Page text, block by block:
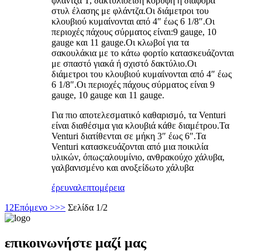
στυλ έλασης με φλάντζα.Οι διάμετροι του
κλουβιού κυμαίνονται από 4″ έως 6 1/8″.Οι
περιοχές πάχους σύρματος είναι:9 gauge, 10
gauge και 11 gauge.Οι κλωβοί για τα
σακουλάκια με το κάτω φορτίο κατασκευάζονται
με σπαστό γιακά ή σχιστό δακτύλιο.Οι
διάμετροι του κλουβιού κυμαίνονται από 4″ έως
6 1/8″.Οι περιοχές πάχους σύρματος είναι 9
gauge, 10 gauge και 11 gauge.
Για πιο αποτελεσματικό καθαρισμό, τα Venturi
είναι διαθέσιμα για κλουβιά κάθε διαμέτρου.Τα
Venturi διατίθενται σε μήκη 3″ έως 6″.Τα
Venturi κατασκευάζονται από μια ποικιλία
υλικών, όπως:αλουμίνιο, ανθρακούχο χάλυβα,
γαλβανισμένο και ανοξείδωτο χάλυβα
έρευναλεπτομέρεια
1 2Επόμενο >>> Σελίδα 1/2
επικοινωνήστε μαζί μας